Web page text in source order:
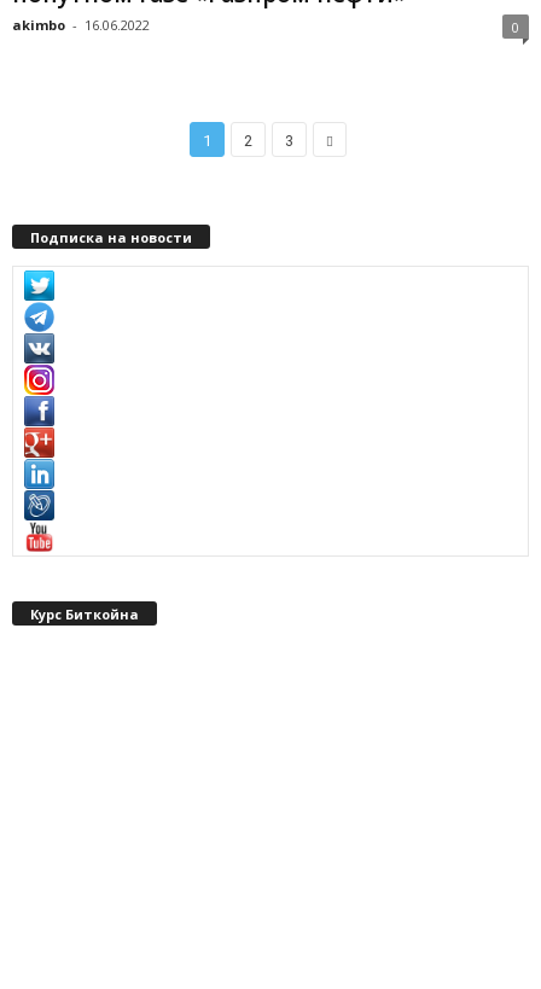
akimbo - 16.06.2022 0
1 2 3
Подписка на новости
Курс Биткойна